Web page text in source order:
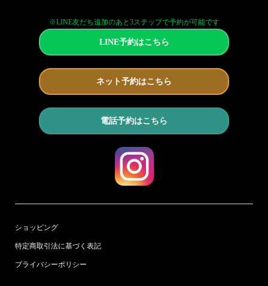
※LINE友だち追加のあと3ステップで予約が可能です
LINE予約はこちら
ネット予約はこちら
電話予約はこちら
ショッピング
特定商取引法に基づく表記
プライバシーポリシー